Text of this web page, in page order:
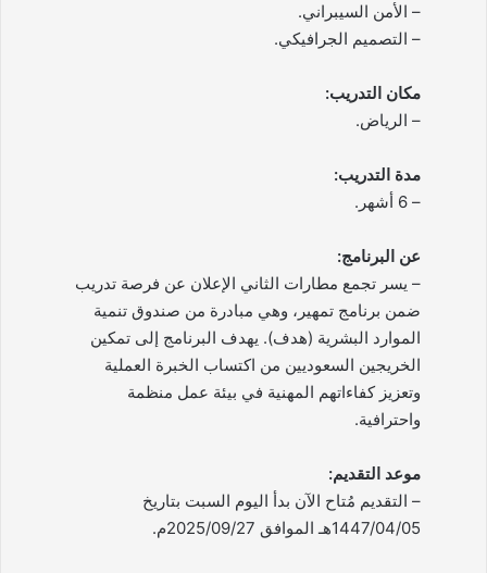
– الأمن السيبراني.
– التصميم الجرافيكي.
مكان التدريب:
– الرياض.
مدة التدريب:
– 6 أشهر.
عن البرنامج:
– يسر تجمع مطارات الثاني الإعلان عن فرصة تدريب
ضمن برنامج تمهير، وهي مبادرة من صندوق تنمية
الموارد البشرية (هدف). يهدف البرنامج إلى تمكين
الخريجين السعوديين من اكتساب الخبرة العملية
وتعزيز كفاءاتهم المهنية في بيئة عمل منظمة
واحترافية.
موعد التقديم:
– التقديم مُتاح الآن بدأ اليوم السبت بتاريخ
1447/04/05هـ الموافق 2025/09/27م.